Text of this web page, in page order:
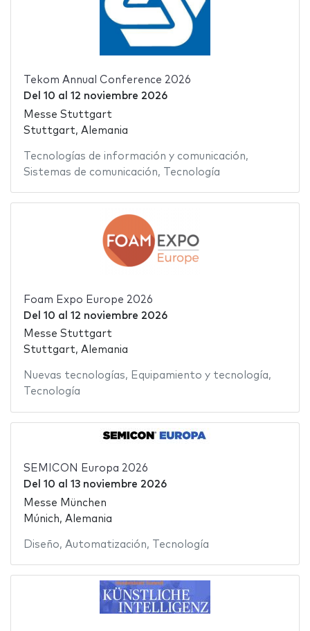
Tekom Annual Conference 2026
Del 10 al 12 noviembre 2026
Messe Stuttgart
Stuttgart, Alemania
Tecnologías de información y comunicación,
Sistemas de comunicación, Tecnología
Foam Expo Europe 2026
Del 10 al 12 noviembre 2026
Messe Stuttgart
Stuttgart, Alemania
Nuevas tecnologías, Equipamiento y tecnología,
Tecnología
SEMICON Europa 2026
Del 10 al 13 noviembre 2026
Messe München
Múnich, Alemania
Diseño, Automatización, Tecnología